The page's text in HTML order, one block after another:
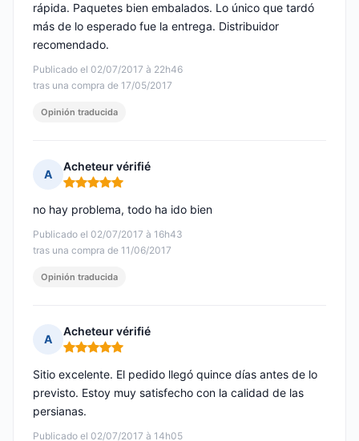
Publicado el 02/07/2017 à 22h46
tras una compra de 17/05/2017
rápida. Paquetes bien embalados. Lo único que tardó
más de lo esperado fue la entrega. Distribuidor
recomendado.
Opinión traducida
A
Acheteur vérifié
Nota: 5 de 5
Publicado el 02/07/2017 à 16h43
tras una compra de 11/06/2017
no hay problema, todo ha ido bien
Opinión traducida
A
Acheteur vérifié
Nota: 5 de 5
Publicado el 02/07/2017 à 14h05
Sitio excelente. El pedido llegó quince días antes de lo
previsto. Estoy muy satisfecho con la calidad de las
persianas.